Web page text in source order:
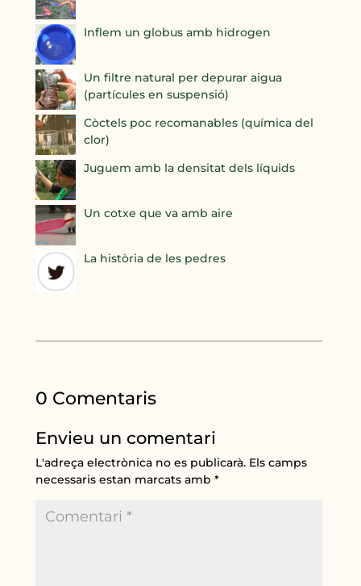
Inflem un globus amb hidrogen
Un filtre natural per depurar aigua
(partícules en suspensió)
Còctels poc recomanables (química del
clor)
Juguem amb la densitat dels líquids
Un cotxe que va amb aire
La història de les pedres
0 Comentaris
Envieu un comentari
L'adreça electrònica no es publicarà. Els camps
necessaris estan marcats amb*